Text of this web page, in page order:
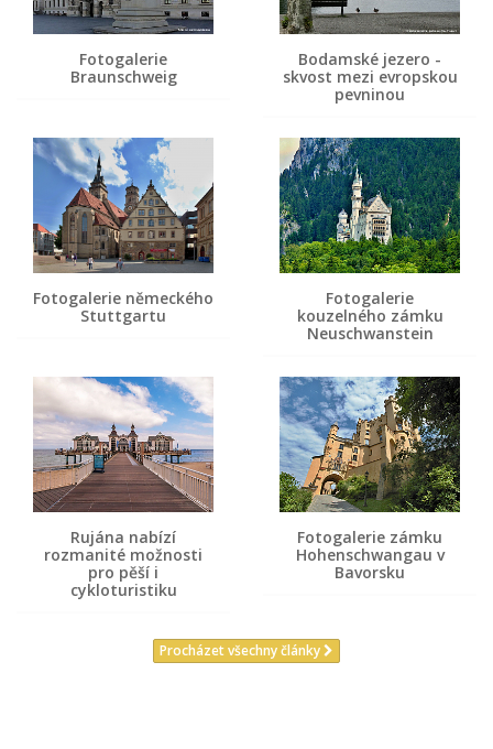
Fotogalerie
Braunschweig
Bodamské jezero -
skvost mezi evropskou
pevninou
Fotogalerie německého
Stuttgartu
Fotogalerie
kouzelného zámku
Neuschwanstein
Rujána nabízí
rozmanité možnosti
pro pěší i
cykloturistiku
Fotogalerie zámku
Hohenschwangau v
Bavorsku
Procházet všechny články